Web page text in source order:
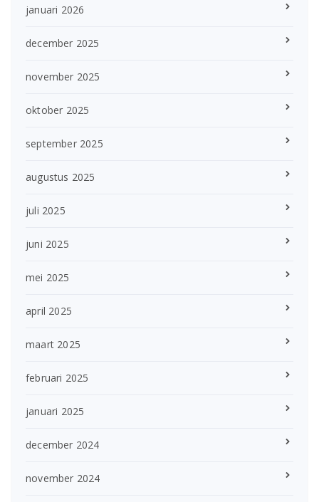
januari 2026
december 2025
november 2025
oktober 2025
september 2025
augustus 2025
juli 2025
juni 2025
mei 2025
april 2025
maart 2025
februari 2025
januari 2025
december 2024
november 2024